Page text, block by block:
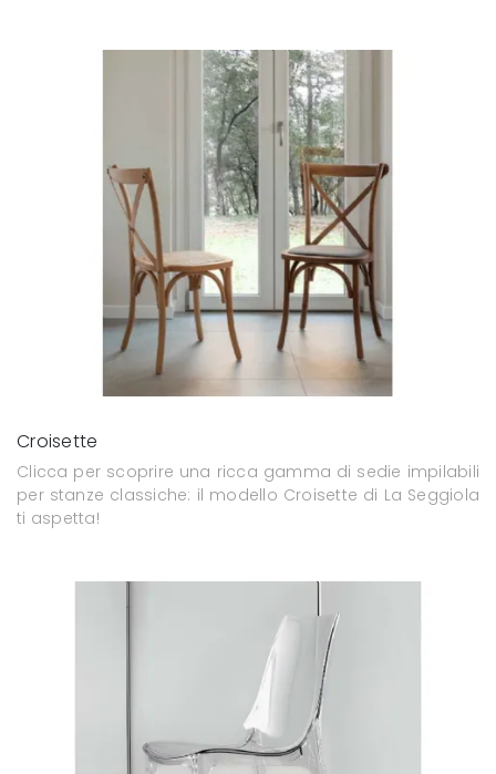
Croisette
Clicca per scoprire una ricca gamma di sedie impilabili
per stanze classiche: il modello Croisette di La Seggiola
ti aspetta!